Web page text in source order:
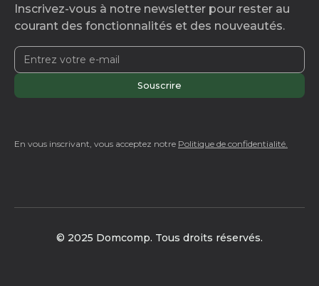
Inscrivez-vous à notre newsletter pour rester au
courant des fonctionnalités et des nouveautés.
En vous inscrivant, vous acceptez notre Politique de confidentialité.
© 2025 Domcomp. Tous droits réservés.